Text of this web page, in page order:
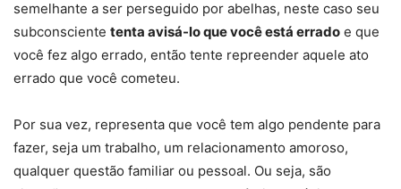
semelhante a ser perseguido por abelhas, neste caso seu
subconsciente tenta avisá-lo que você está errado e que
você fez algo errado, então tente repreender aquele ato
errado que você cometeu.
Por sua vez, representa que você tem algo pendente para
fazer, seja um trabalho, um relacionamento amoroso,
qualquer questão familiar ou pessoal. Ou seja, são